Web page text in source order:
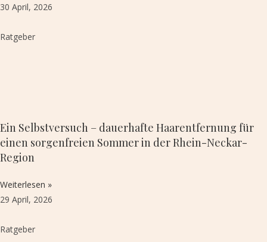
30 April, 2026
Ratgeber
Ein Selbstversuch – dauerhafte Haarentfernung für
einen sorgenfreien Sommer in der Rhein-Neckar-
Region
Weiterlesen »
29 April, 2026
Ratgeber